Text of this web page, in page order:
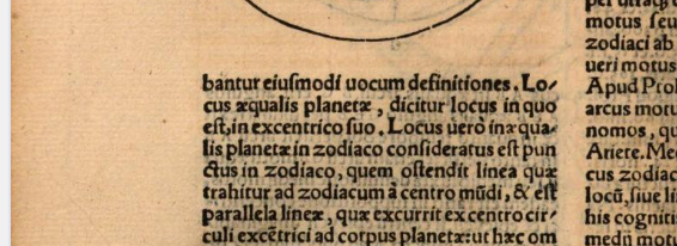
Latin Works
Latin Manuscripts
Latin Early Prints
Images
Texts